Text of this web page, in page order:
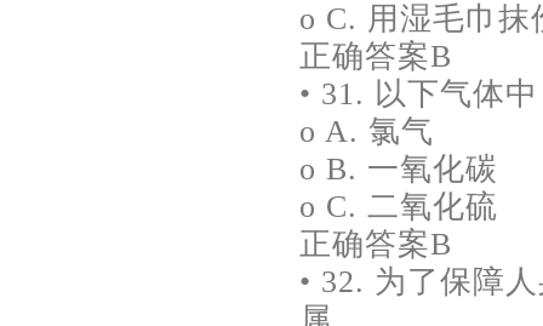
o C. 用湿毛巾抹
正确答案B
• 31. 以下气体
o A. 氯气
o B. 一氧化碳
o C. 二氧化硫
正确答案B
• 32. 为了保障